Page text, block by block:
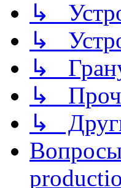
↳
↳
↳
↳
↳
Вопросы